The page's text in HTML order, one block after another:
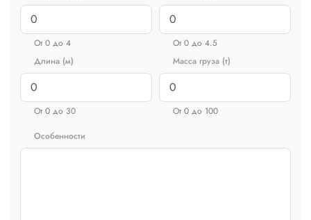
От 0 до 4
От 0 до 4.5
Длина (м)
От 0 до 30
Масса груза (т)
От 0 до 100
Особенности